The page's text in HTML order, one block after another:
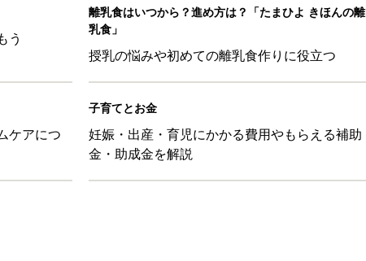
う
離乳食はいつから？進め方は？「たまひよ きほんの離
乳食」
授乳の悩みや初めての離乳食作りに役立つ
ケアにつ
子育てとお金
妊娠・出産・育児にかかる費用やもらえる補助
金・助成金を解説